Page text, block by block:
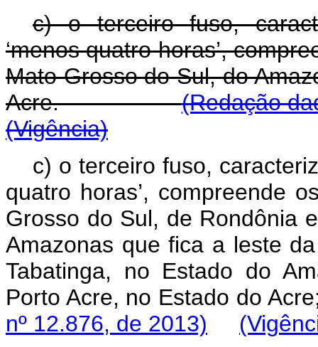
c) o terceiro fuso,
‘menos quatro horas’,
Mato Grosso do Sul, do
Acre.(Redação
(Vigência)
c) o terceiro fuso,
quatro horas’, compreende
Grosso do Sul, de Rondônia
Amazonas que fica a leste
Tabatinga, no Estado do
Porto Acre, no
nº 12.876, de 2013)